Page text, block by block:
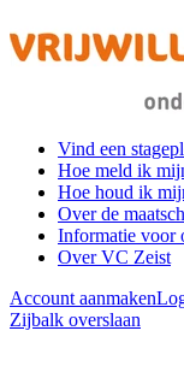
Vind een
Hoe meld ik
Hoe houd ik
Over de
Informatie voor
Over VC Zeist
Account aanmaken
Zijbalk overslaan